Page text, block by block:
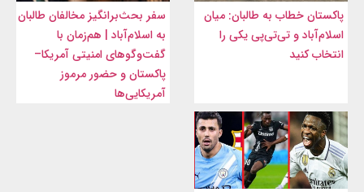
پاکستان خطاب به طالبان: میان
اسلام‌آباد و تی‌تی‌پی یکی را
انتخاب کنید
سفر بحث‌برانگیز مخالفان طالبان
به اسلام‌آباد | هم‌زمان با
گفت‌وگوهای امنیتی آمریکا–
پاکستان و حضور مرموز
آمریکایی‌ها